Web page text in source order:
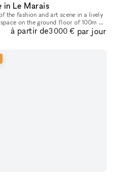
in Le Marais
the fashion and art scene in a lively
on the ground floor of 100m ²
overlooking
à partir de3 000 € par jour